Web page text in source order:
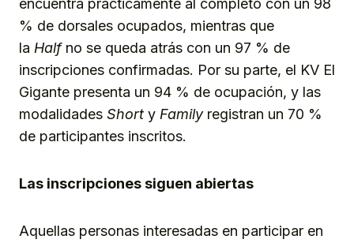
% de dorsales ocupados, mientras que
la Halfno se queda atrás con un 97 % de
inscripciones confirmadas. Por su parte, el KV El
Gigante presenta un 94 % de ocupación, y las
modalidades Short y Familyregistran un 70 %
de participantes inscritos.
Las inscripciones siguen abiertas
Aquellas personas interesadas en participar en